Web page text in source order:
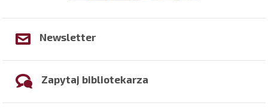
Newsletter
Zapytaj bibliotekarza